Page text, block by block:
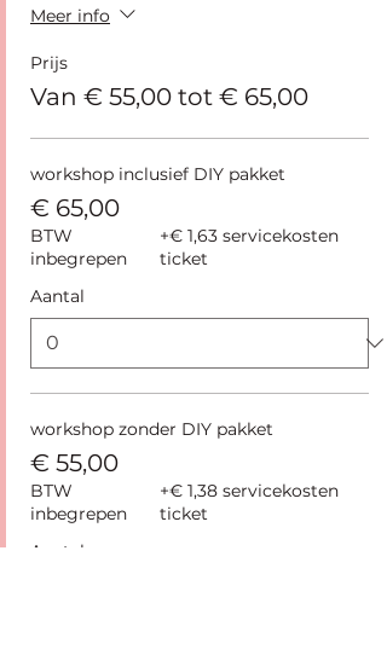
Meer info
Prijs
Van € 55,00 tot € 65,00
workshop inclusief DIY pakket
€ 65,00
BTW
inbegrepen
+€ 1,63 servicekosten
ticket
Aantal
workshop zonder DIY pakket
€ 55,00
BTW
inbegrepen
+€ 1,38 servicekosten
ticket
Aantal